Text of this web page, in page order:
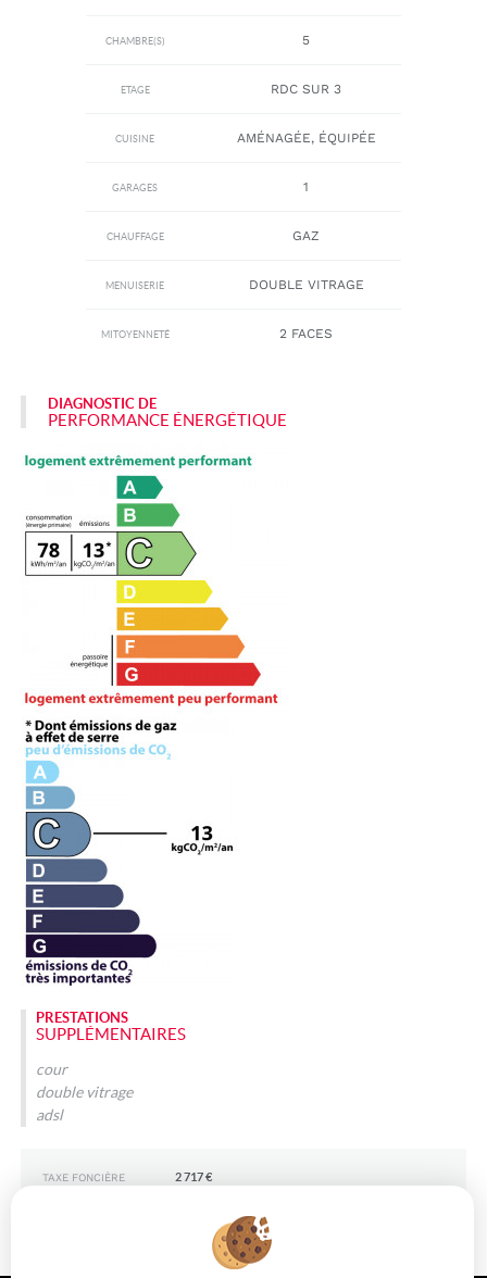
CHAMBRE(S) 5
ETAGE RDC SUR 3
CUISINE AMÉNAGÉE, ÉQUIPÉE
GARAGES 1
CHAUFFAGE GAZ
MENUISERIE DOUBLE VITRAGE
MITOYENNETÉ 2 FACES
DIAGNOSTIC DE
PERFORMANCE ÉNERGÉTIQUE
PRESTATIONS
SUPPLÉMENTAIRES
cour
double vitrage
adsl
TAXE FONCIÈRE 2 717 €
* HONORAIRES CHARGE VENDEUR.